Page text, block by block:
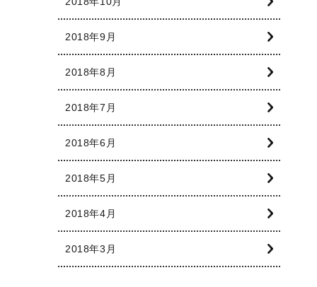
2018年9月
2018年8月
2018年7月
2018年6月
2018年5月
2018年4月
2018年3月